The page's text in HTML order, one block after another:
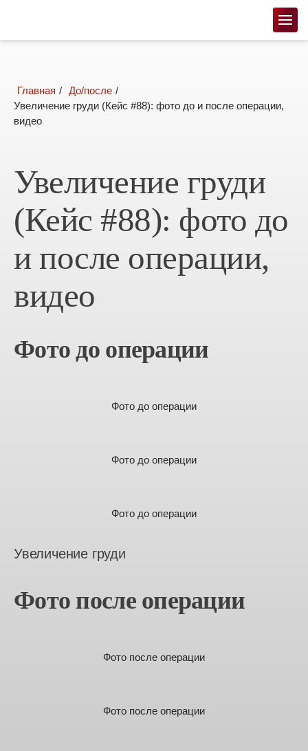
главная
до/после
Увеличение груди (Кейс #88): фото до и после операции,
видео
Увеличение груди
(Кейс #88): фото до
и после операции,
видео
Фото до операции
Фото до операции
Фото до операции
Фото до операции
Увеличение груди
Фото после операции
Фото после операции
Фото после операции